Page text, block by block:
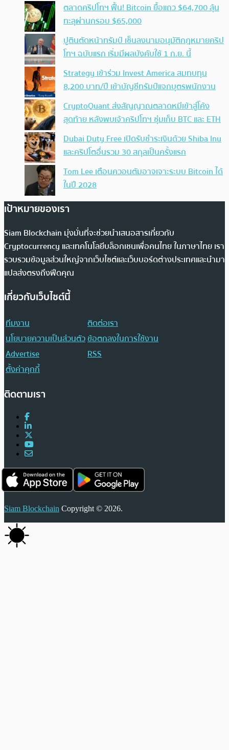
ตลาดคริปโทฯ ฟื้น! Bitcoin ยื้อแถว $64,700 ลุ้น
ทะลุผ่านกรอบ $65,000
ปูตินตัดหน้าทรัมป์ เซ็นลงนามอนุมัติกฎหมายคริป
โทฯ ฉบับแรก เริ่มมีผลบังคับใช้ 1 ก.ย. นี้
Strategy เข้าร่วม Invest America สมทบทุน
8,200 บาท/ปี เข้าบัญชีทรัมป์แจกบุตรพนักงาน
CryptoQuant ส่งสัญญาณตลาดหมีเข้าสู่โค้ง
สุดท้าย หลังพบเจ้าคริปโทฯ ซุ่มเก็บ BTC และ ETH
Dubai Duty Free เปิดรับชำระเงินด้วย Shiba Inu
และคริปโตอื่นรวม 30 สกุลเป็นครั้งแรก
Tom Lee เตือนควอนตัมอาจเจาะระบบ Bitcoin ได้
ในปี 2028
เป้าหมายของเรา
Siam Blockchain มุ่งมั่นที่จะช่วยนำเสนอสารเกี่ยวกับ
Cryptocurrency และเทคโนโลยีบล็อกเชนเพื่อคนไทย ในภาษาไทย เรา
รวบรวมข้อมูลส่วนใหญ่จากเว็บไซต์และเว็บบอร์ดต่างประเทศและนำมา
แปลส่งตรงถึงฟีดคุณ
เกี่ยวกับเว็บไซต์นี้
ทีมงาน
ติดต่อเรา
นโยบายความเป็นส่วนตัวข้อตกลงในการใช้งาน
Advertise
RSS
ตั้งค่าคุกกี้
ติดตามเรา
Siam Blockchain Copyright © 2026.